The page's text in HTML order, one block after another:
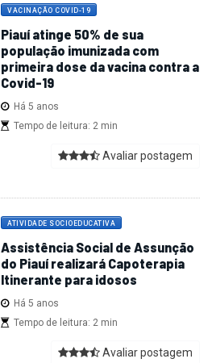
VACINAÇÃO COVID-19
Piauí atinge 50% de sua
população imunizada com
primeira dose da vacina contra a
Covid-19
Há 5 anos
Tempo de leitura: 2 min
Avaliar postagem
ATIVIDADE SOCIOEDUCATIVA
Assistência Social de Assunção
do Piauí realizará Capoterapia
Itinerante para idosos
Há 5 anos
Tempo de leitura: 2 min
Avaliar postagem